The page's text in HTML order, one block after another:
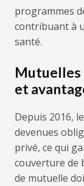
programmes
contribuant à
santé.
Mutuelles
et
Depuis 2016,
devenues
privé, ce qui
couverture de
de mutuelle